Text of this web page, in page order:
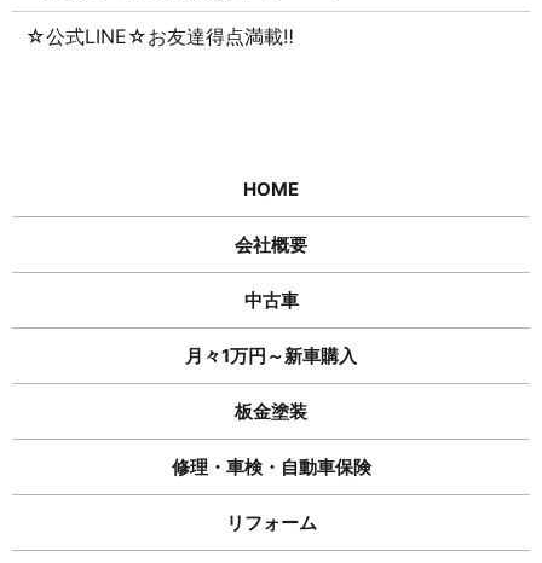
☆公式LINE☆お友達得点満載‼
HOME
会社概要
中古車
月々1万円～新車購入
板金塗装
修理・車検・自動車保険
リフォーム